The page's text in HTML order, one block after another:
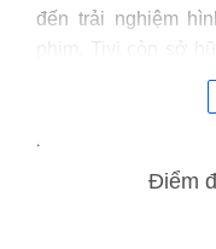
đến trải nghiệm
phim. Tivi còn sở
thanh Dolby Atmos
lý tưởng cho phòng
không gian giải trí
Điểm